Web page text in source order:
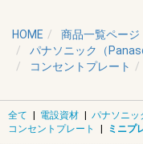
HOME 商品一覧ページ
パナソニック（
コンセントプレート
全て | 電設資材 | パナソニッ
コンセントプレート
| ミニプ